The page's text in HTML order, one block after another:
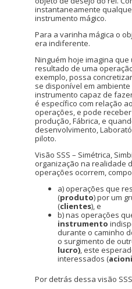
instantaneamente
instrumento mágico.
Para a varinha mágica o
era indiferente.
Ninguém hoje imagina
resultado de uma
exemplo, possa
se disponível em
instrumento capaz de
é específico com relação
operações, e pode
produção, Fábrica, e
desenvolvimento,
piloto.
Visão SSS – Simétrica,
organização na realidade
operações ocorrem,
a) operações que
(produto) por um
(clientes), e
b) nas operações
instrumento
durante o caminho
o surgimento de
lucro), este
interessados (
Por detrás dessa visão